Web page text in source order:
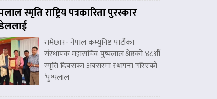
स्मृति राष्ट्रिय पत्रकारिता पुरस्कार
रामेछाप- नेपाल कम्युनिष्ट पार्टीका
संस्थापक महासचिव पुष्पलाल श्रेष्ठको ४८औँ
स्मृति दिवसका अवसरमा स्थापना गरिएको
‘पुष्पलाल